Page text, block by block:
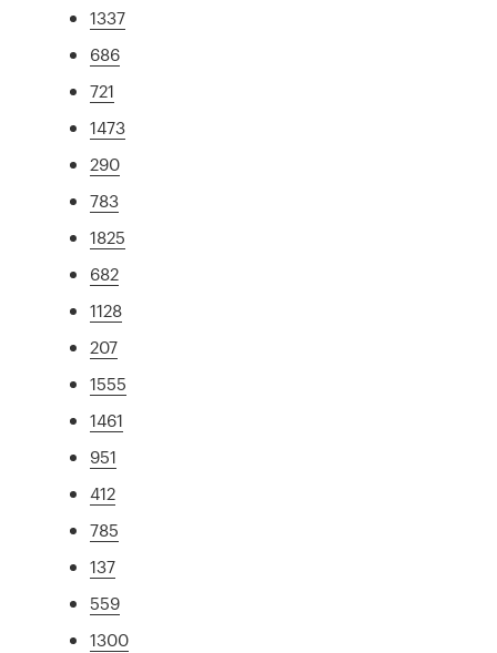
1337
686
721
1473
290
783
1825
682
1128
207
1555
1461
951
412
785
137
559
1300